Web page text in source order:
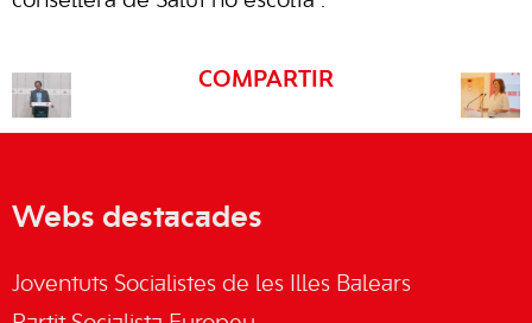
COMPARTIR
Webs destacades
Joventuts Socialistes de les Illes Balears